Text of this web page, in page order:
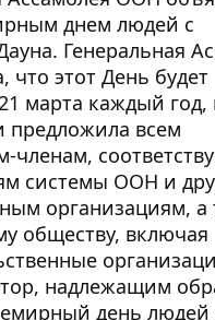
днем людей с
Генеральная
что этот День будет
марта каждый год,
предложила всем
членам,
системы ООН и
организациям, а
обществу, включая
надлежащим
день людей